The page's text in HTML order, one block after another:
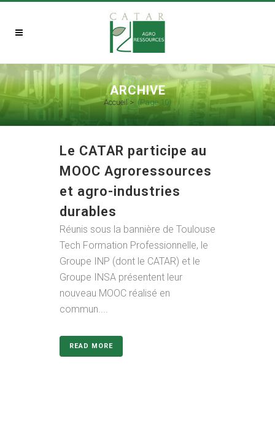
ARCHIVE
Accueil > (Page 10)
Le CATAR participe au
MOOC Agroressources
et agro-industries
durables
Réunis sous la bannière de Toulouse
Tech Formation Professionnelle, le
Groupe INP (dont le CATAR) et le
Groupe INSA présentent leur
nouveau MOOC réalisé en
commun....
READ MORE